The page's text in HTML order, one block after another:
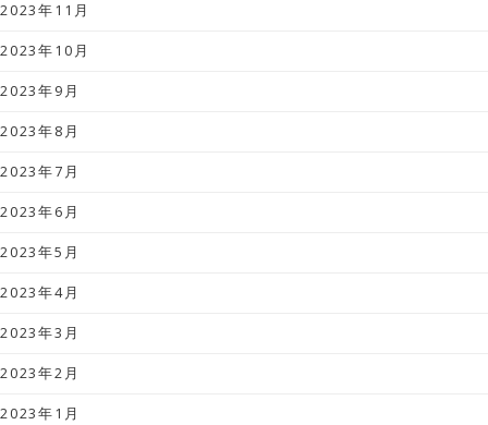
2023年11月
2023年10月
2023年9月
2023年8月
2023年7月
2023年6月
2023年5月
2023年4月
2023年3月
2023年2月
2023年1月